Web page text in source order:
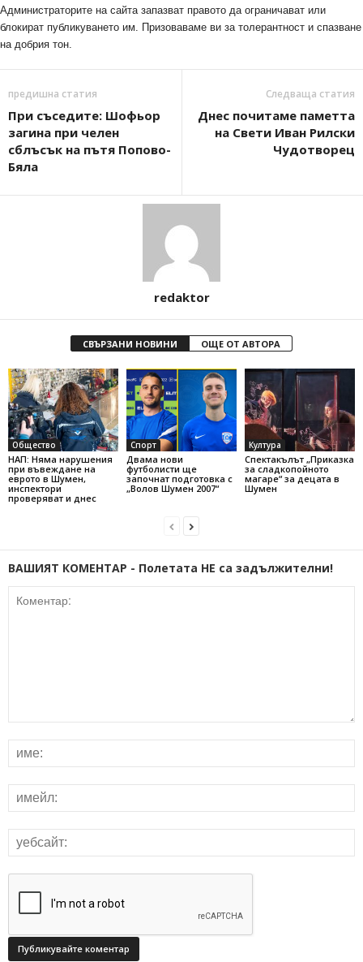
Администраторите на сайта запазват правото да ограничават или
блокират публикуването им. Призоваваме ви за толерантност и спазване
на добрия тон.
предишна статия
При съседите: Шофьор
загина при челен
сблъсък на пътя Попово-
Бяла
Следваща статия
Днес почитаме паметта
на Свети Иван Рилски
Чудотворец
redaktor
СВЪРЗАНИ НОВИНИ ОЩЕ ОТ АВТОРА
Общество
НАП: Няма нарушения
при въвеждане на
еврото в Шумен,
инспектори
проверяват и днес
Спорт
Двама нови
футболисти ще
започнат подготовка с
„Волов Шумен 2007“
Култура
Спектакълът „Приказка
за сладкопойното
магаре“ за децата в
Шумен
ВАШИЯТ КОМЕНТАР - Полетата НЕ са задължителни!